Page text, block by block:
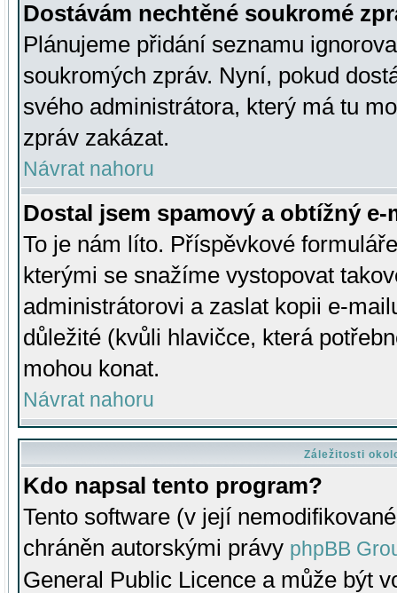
Dostávám nechtěné soukromé
Plánujeme přidání seznamu
soukromých zpráv. Nyní, pokud
svého administrátora, který má tu
zpráv zakázat.
Návrat nahoru
Dostal jsem spamový a obtížný
To je nám líto. Příspěvkové
kterými se snažíme vystopovat
administrátorovi a zaslat kopii e-
důležité (kvůli hlavičce, která
mohou konat.
Návrat nahoru
Záležitosti
Kdo napsal tento program?
Tento software (v její
chráněn autorskými právy phpBB
General Public Licence a může být